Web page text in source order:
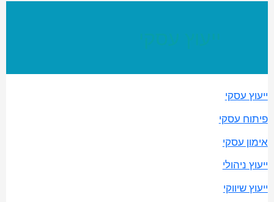
ייעוץ עסקי
פיתוח עסקי
אימון עסקי
ייעוץ ניהולי
ייעוץ שיווקי